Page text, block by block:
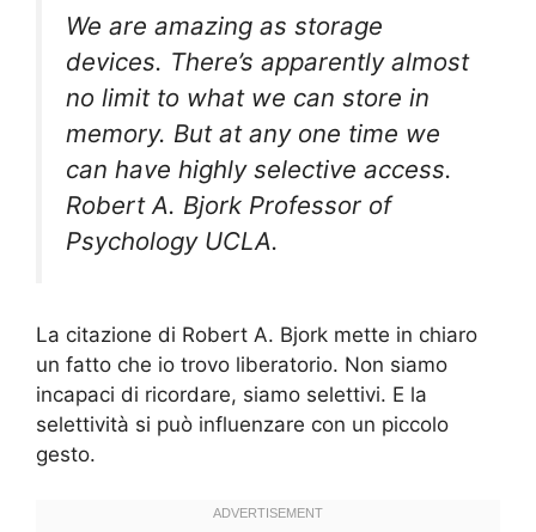
We are amazing as storage
devices. There’s apparently almost
no limit to what we can store in
memory. But at any one time we
can have highly selective access.
Robert A. Bjork Professor of
Psychology UCLA.
La citazione di Robert A. Bjork mette in chiaro
un fatto che io trovo liberatorio. Non siamo
incapaci di ricordare, siamo selettivi. E la
selettività si può influenzare con un piccolo
gesto.